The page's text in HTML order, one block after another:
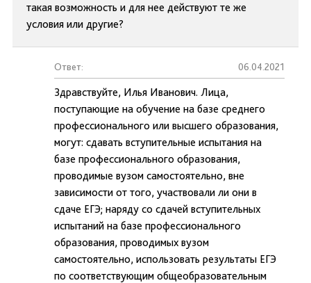
такая возможность и для нее действуют те же
условия или другие?
Ответ: 06.04.2021
Здравствуйте, Илья Иванович. Лица,
поступающие на обучение на базе среднего
профессионального или высшего образования,
могут: сдавать вступительные испытания на
базе профессионального образования,
проводимые вузом самостоятельно, вне
зависимости от того, участвовали ли они в
сдаче ЕГЭ; наряду со сдачей вступительных
испытаний на базе профессионального
образования, проводимых вузом
самостоятельно, использовать результаты ЕГЭ
по соответствующим общеобразовательным